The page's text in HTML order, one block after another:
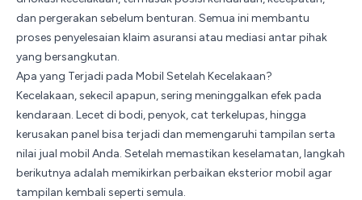
dan pergerakan sebelum benturan. Semua ini membantu
proses penyelesaian klaim asuransi atau mediasi antar pihak
yang bersangkutan.
Apa yang Terjadi pada Mobil Setelah Kecelakaan?
Kecelakaan, sekecil apapun, sering meninggalkan efek pada
kendaraan. Lecet di bodi, penyok, cat terkelupas, hingga
kerusakan panel bisa terjadi dan memengaruhi tampilan serta
nilai jual mobil Anda. Setelah memastikan keselamatan, langkah
berikutnya adalah memikirkan perbaikan eksterior mobil agar
tampilan kembali seperti semula.